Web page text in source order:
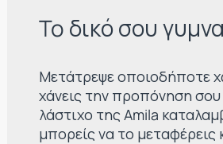
To δικό σου
Μετάτρεψε οποιοδήποτε
χάνεις την προπόνηση
λάστιχο της Amila
μπορείς να το μεταφέρεις